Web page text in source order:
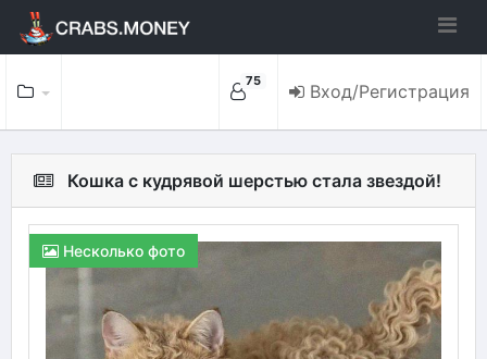
75 Вход/Регистрация
Кошка с кудрявой шерстью стала звездой!
Несколько фото